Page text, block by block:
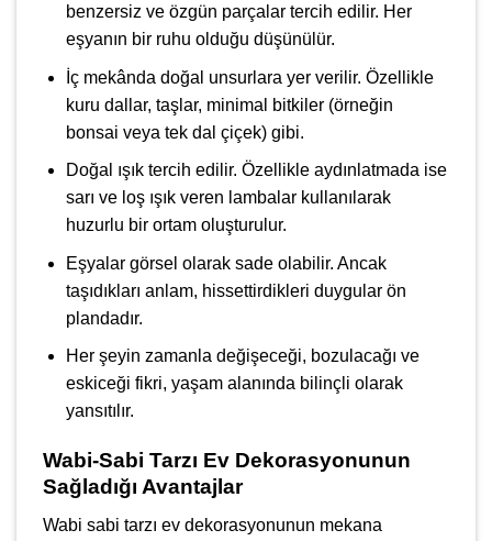
benzersiz ve özgün parçalar tercih edilir. Her
eşyanın bir ruhu olduğu düşünülür.
İç mekânda doğal unsurlara yer verilir. Özellikle
kuru dallar, taşlar, minimal bitkiler (örneğin
bonsai veya tek dal çiçek) gibi.
Doğal ışık tercih edilir. Özellikle aydınlatmada ise
sarı ve loş ışık veren lambalar kullanılarak
huzurlu bir ortam oluşturulur.
Eşyalar görsel olarak sade olabilir. Ancak
taşıdıkları anlam, hissettirdikleri duygular ön
plandadır.
Her şeyin zamanla değişeceği, bozulacağı ve
eskiceği fikri, yaşam alanında bilinçli olarak
yansıtılır.
Wabi-Sabi Tarzı Ev Dekorasyonunun
Sağladığı Avantajlar
Wabi sabi tarzı ev dekorasyonunun mekana